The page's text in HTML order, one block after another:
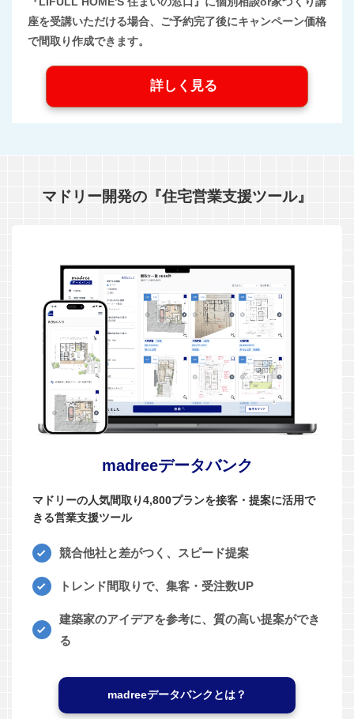
座を受講いただける場合、ご予約完了後にキャンペーン価格
で間取り作成できます。
詳しく見る
マドリー開発の『住宅営業支援ツール』
madreeデータバンク
マドリーの人気間取り4,800プランを接客・提案に活用で
きる営業支援ツール
競合他社と差がつく、スピード提案
トレンド間取りで、集客・受注数UP
建築家のアイデアを参考に、質の高い提案ができ
る
madreeデータバンクとは？